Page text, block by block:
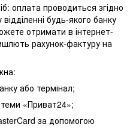
оплата проводиться згідно
будь-якого банку
отримати в інтернет-
рахунок-фактуру на
або термінал;
«Приват24»;
за допомогою